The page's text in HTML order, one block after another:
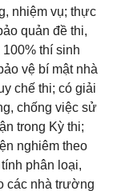
nhiệm vụ; thực
quản đề thi,
thí sinh
vệ bí mật nhà
chế thi; có giải
chống việc sử
trong Kỳ thi;
nghiêm theo
phân loại,
các nhà trường